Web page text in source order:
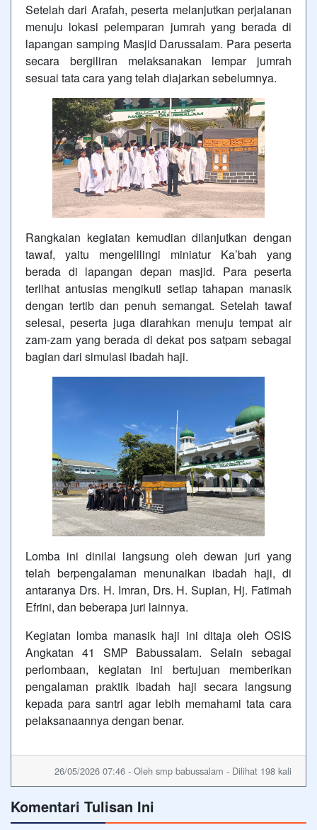
Setelah dari Arafah, peserta melanjutkan perjalanan
menuju lokasi pelemparan jumrah yang berada di
lapangan samping Masjid Darussalam. Para peserta
secara bergiliran melaksanakan lempar jumrah
sesuai tata cara yang telah diajarkan sebelumnya.
Rangkaian kegiatan kemudian dilanjutkan dengan
tawaf, yaitu mengelilingi miniatur Ka’bah yang
berada di lapangan depan masjid. Para peserta
terlihat antusias mengikuti setiap tahapan manasik
dengan tertib dan penuh semangat. Setelah tawaf
selesai, peserta juga diarahkan menuju tempat air
zam-zam yang berada di dekat pos satpam sebagai
bagian dari simulasi ibadah haji.
Lomba ini dinilai langsung oleh dewan juri yang
telah berpengalaman menunaikan ibadah haji, di
antaranya Drs. H. Imran, Drs. H. Supian, Hj. Fatimah
Efrini, dan beberapa juri lainnya.
Kegiatan lomba manasik haji ini ditaja oleh OSIS
Angkatan 41 SMP Babussalam. Selain sebagai
perlombaan, kegiatan ini bertujuan memberikan
pengalaman praktik ibadah haji secara langsung
kepada para santri agar lebih memahami tata cara
pelaksanaannya dengan benar.
26/05/2026 07:46 - Oleh smp babussalam - Dilihat 198 kali
Komentari Tulisan Ini